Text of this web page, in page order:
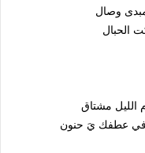
وصال
الليل مشتاق
في عطفك يَ حنون